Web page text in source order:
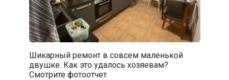
Шикарный ремонт в совсем маленькой
двушке. Как это удалось хозяевам?
Смотрите фотоотчет